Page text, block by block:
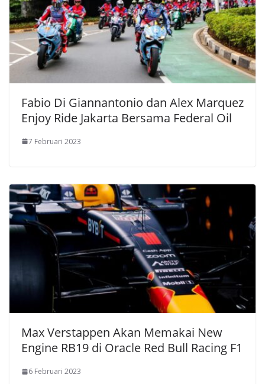
Fabio Di Giannantonio dan Alex Marquez
Enjoy Ride Jakarta Bersama Federal Oil
7 Februari 2023
Max Verstappen Akan Memakai New
Engine RB19 di Oracle Red Bull Racing F1
6 Februari 2023